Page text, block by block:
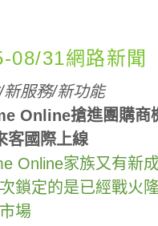
08/31網路新聞
新服務/新功能
Online搶進團購商
客國際上線
Online家族又有新成
鎖定的是已經戰火
場